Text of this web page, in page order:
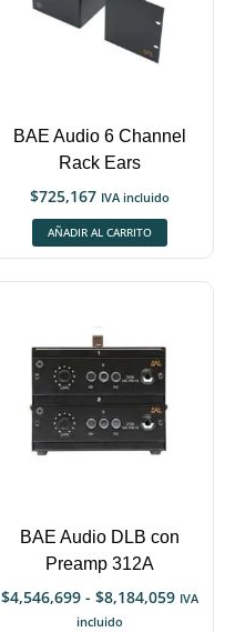
BAE Audio 6 Channel
Rack Ears
$725,167 IVA incluido
AÑADIR AL CARRITO
BAE Audio DLB con
Preamp 312A
$4,546,699 - $8,184,059 IVA
incluido